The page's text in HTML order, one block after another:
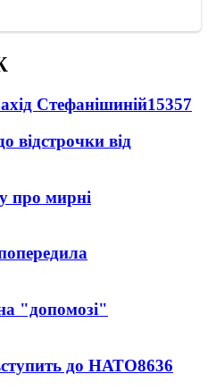
Стефанішиній15357
відстрочки від
про мирні
"допомозі"
до НАТО8636